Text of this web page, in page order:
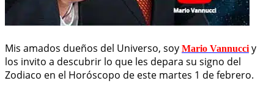
Mis amados dueños del Universo, soy Mario Vannucciy
los invito a descubrir lo que les depara su signo del
Zodiaco en el Horóscopo de este martes 1 de febrero.